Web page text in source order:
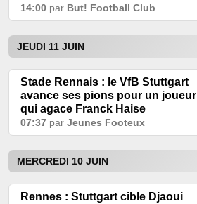
14:00 par But! Football Club
JEUDI 11 JUIN
Stade Rennais : le VfB Stuttgart
avance ses pions pour un joueur
qui agace Franck Haise
07:37 par Jeunes Footeux
MERCREDI 10 JUIN
Rennes : Stuttgart cible Djaoui